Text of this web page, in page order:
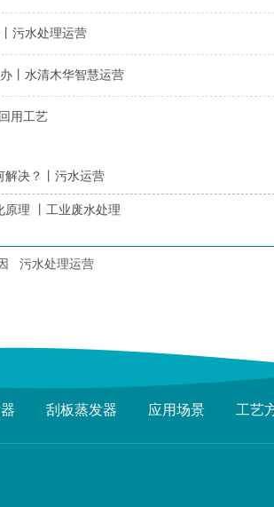
污水处理运营
丨水清木华智慧运营
用工艺
解决？丨污水运营
原理 丨工业废水处理
污水处理运营
刮板蒸发器 应用场景 工艺